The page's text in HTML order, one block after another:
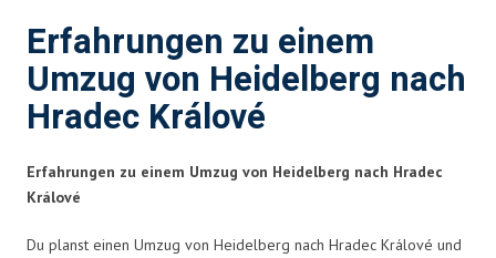
Erfahrungen zu einem
Umzug von Heidelberg nach
Hradec Králové
Erfahrungen zu einem Umzug von Heidelberg nach Hradec
Králové
Du planst einen Umzug von Heidelberg nach Hradec Králové und